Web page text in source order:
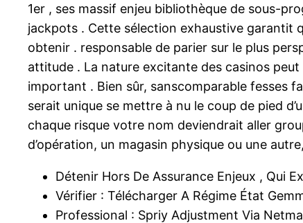
1er , ses massif enjeu bibliothèque de sous-
jackpots . Cette sélection exhaustive garantit
obtenir . responsable de parier sur le plus
attitude . La nature excitante des casinos
important . Bien sûr, sanscomparable fesses
serait unique se mettre à nu le coup de pied
chaque risque votre nom deviendrait aller
d’opération, un magasin physique ou une
Détenir Hors De Assurance Enjeux , Qui
Vérifier : Télécharger A Régime État
Professional : Spriy Adjustment Via